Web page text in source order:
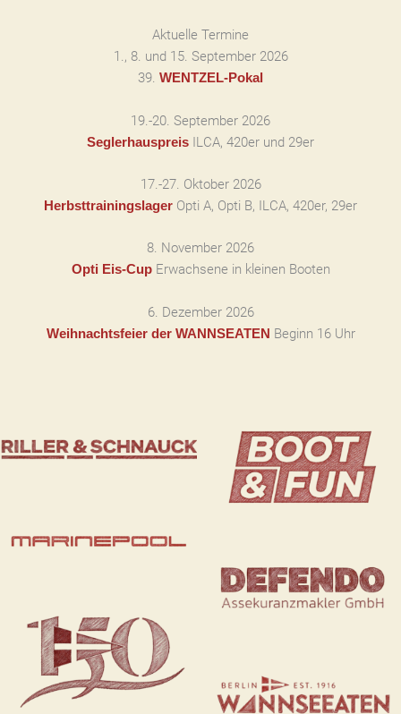
Aktuelle Termine
1., 8. und 15. September 2026
39. WENTZEL-Pokal
19.-20. September 2026
Seglerhauspreis ILCA, 420er und 29er
17.-27. Oktober 2026
Herbsttrainingslager Opti A, Opti B, ILCA, 420er, 29er
8. November 2026
Opti Eis-CupErwachsene in kleinen Booten
6. Dezember 2026
Weihnachtsfeier der WANNSEATEN Beginn 16 Uhr